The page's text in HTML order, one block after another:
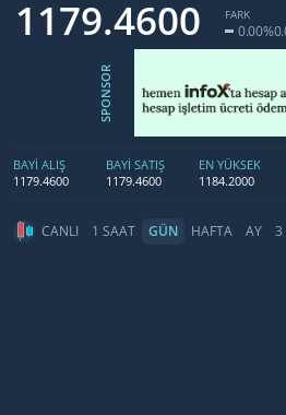
1179.4600 FARK
0.00
SPONSOR
BAYİ ALIŞ
1179.4600
BAYİ SATIŞ
1179.4600
EN YÜKSEK
1184.2000
CANLI 1 SAAT GÜN HAFTA AY 3